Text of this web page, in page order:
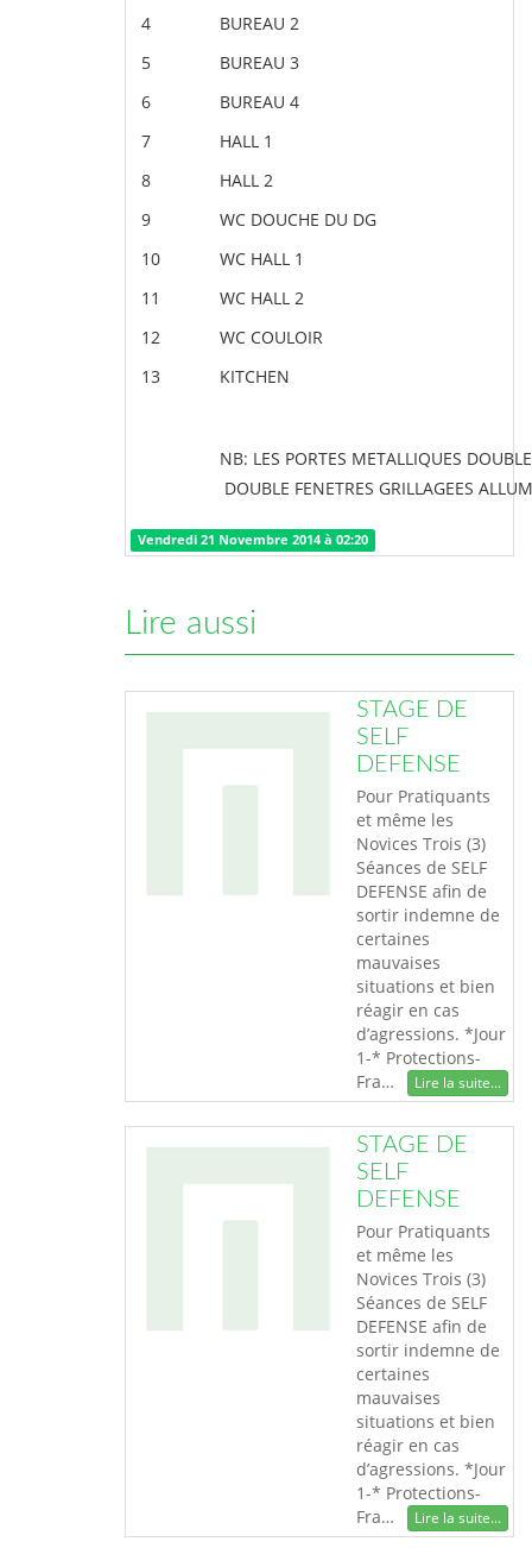
4
BUREAU 2
5
BUREAU 3
6
BUREAU 4
7
HALL 1
8
HALL 2
9
WC DOUCHE DU DG
10
WC HALL 1
11
WC HALL 2
12
WC COULOIR
13
KITCHEN
NB: LES PORTES METALLIQUES
DOUBLE FENETRES GRILLAGEES
Vendredi 21 Novembre 2014 à 02:20
Lire aussi
STAGE DE
SELF
DEFENSE
Pour Pratiquants
et même les
Novices Trois (3)
Séances de SELF
DEFENSE afin de
sortir indemne de
certaines
mauvaises
situations et bien
réagir en cas
d’agressions. *Jour
1-* Protections-
Fra…
Lire la suite...
STAGE DE
SELF
DEFENSE
Pour Pratiquants
et même les
Novices Trois (3)
Séances de SELF
DEFENSE afin de
sortir indemne de
certaines
mauvaises
situations et bien
réagir en cas
d’agressions. *Jour
1-* Protections-
Fra…
Lire la suite...